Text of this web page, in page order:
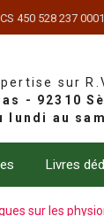
450 528 237
sur
Livres
sur les